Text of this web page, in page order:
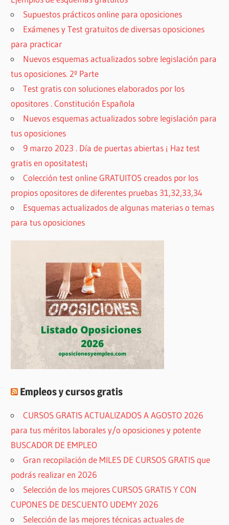
Supuestos prácticos online para oposiciones
Exámenes y Test gratuitos de diversas oposiciones
para practicar
Nuevos esquemas actualizados sobre legislación para
tus oposiciones. 2º Parte
Test gratis con soluciones elaborados por los
opositores . Constitución Española
Nuevos esquemas actualizados sobre legislación para
tus oposiciones
9 marzo 2023 . Día de puertas abiertas ¡ Haz test
gratis en opositatest¡
Colección test online GRATUITOS creados por los
propios opositores de diferentes pruebas 31,32,33,34
Esquemas actualizados de algunas materias o temas
para tus oposiciones
Empleos y cursos gratis
CURSOS GRATIS ACTUALIZADOS A AGOSTO 2026
para tus méritos laborales y/o oposiciones y potente
BUSCADOR DE EMPLEO
Gran recopilación de MILES DE CURSOS GRATIS que
podrás realizar en 2026
Selección de los mejores CURSOS GRATIS Y CON
CUPONES DE DESCUENTO UDEMY 2026
Selección de las mejores técnicas actuales de